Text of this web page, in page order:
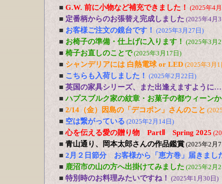
■ G.W. 前に小物など補充できました！ (2025年4
■ 定番柄からのお張替え完成しました (2025年4月
■ お客様ご注文の鏡台です！ (2025年3月27日)
■ お椅子の準備・仕上げに入ります！ (2025年3月
■ 椅子お直しのことで(2025年3月17日)
■ シャンデリアには 白熱電球 or LED (2025年3月1
■ こちらも入荷しました！ (2025年2月22日)
■ 英国の家具シリーズ、また出逢えますように…
■ ハプスブルク家の紋章・お菓子の都ウィーン
■ 2/14（金）因島の「デコポン」さんのこと
■ 空は繋がっている (2025年2月14日)
■ 心を伝える愛の贈り物 PartⅡ Spring 2025
■ 青山通り、岡本太郎さんの作品鑑賞 (2025年2月
■ 2月２日節分 お客様から「恵方巻」届きまし
■ 鹿沼市の山の方へ出掛けてみました (2025年2月
■ 特別時のお料理みたいですね！ (2025年1月30日)